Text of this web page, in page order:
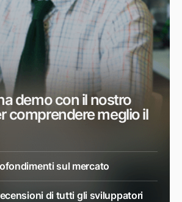
demo con il nostro
comprendere meglio il
sul mercato
di tutti gli sviluppatori